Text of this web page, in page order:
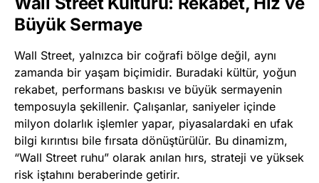
Büyük Sermaye
Wall Street, yalnızca bir coğrafi bölge değil, aynı
zamanda bir yaşam biçimidir. Buradaki kültür, yoğun
rekabet, performans baskısı ve büyük sermayenin
temposuyla şekillenir. Çalışanlar, saniyeler içinde
milyon dolarlık işlemler yapar, piyasalardaki en ufak
bilgi kırıntısı bile fırsata dönüştürülür. Bu dinamizm,
“Wall Street ruhu” olarak anılan hırs, strateji ve yüksek
risk iştahını beraberinde getirir.